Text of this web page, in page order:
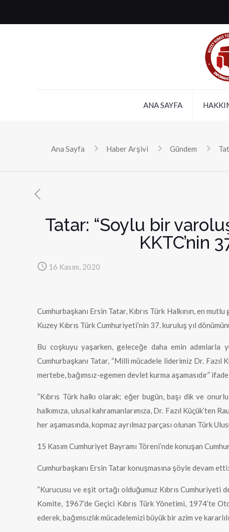
ANA SAYFA
Ana Sayfa Haber Arşivi Gündem
Tatar: “Soylu bir
KKTC’nin
16 Kasım, 2020
Cumhurbaşkanı Ersin Tatar, Kıbrıs Türk Halkının, en
Kuzey Kıbrıs Türk Cumhuriyeti’nin 37. kuruluş yıl
Bu coşkuyu yaşarken, geleceğe daha emin
Cumhurbaşkanı Tatar, “Milli mücadele liderimiz Dr. Fazıl
mertebe, bağımsız-egemen devlet kurma aşamasıdır”
“Kıbrıs Türk halkı olarak; eğer bugün, başı dik ve
halkımıza, ulusal kahramanlarımıza, Dr. Fazıl Küçük’ten
her aşamasında, kopmaz ayrılmaz parçası olunan Türk
15 Kasım Cumhuriyet Bayramı Töreni’nde konuşan
Cumhurbaşkanı Ersin Tatar konuşmasına şöyle devam etti:
“Kurucusu ve eşit ortağı olduğumuz Kıbrıs Cumhuriyeti
Komite, 1967’de Geçici Kıbrıs Türk Yönetimi, 1974’te
ederek, bağımsızlık mücadelemizi büyük bir azim ve